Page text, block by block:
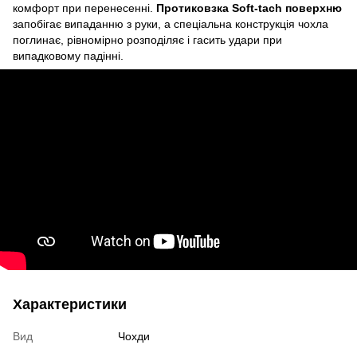
комфорт при перенесенні. Протиковзка Soft-tach поверхню
запобігає випаданню з руки, а спеціальна конструкція чохла
поглинає, рівномірно розподіляє і гасить удари при
випадковому падінні.
Характеристики
Вид
Чохди